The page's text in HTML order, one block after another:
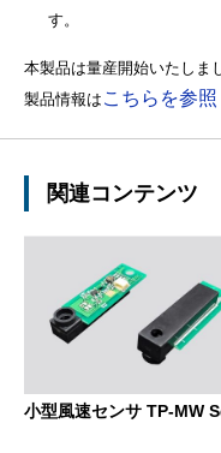
す。
本製品は量産開始いたしま
製品情報は こちらを参照
関連コンテンツ
小型風速センサ TP-MW